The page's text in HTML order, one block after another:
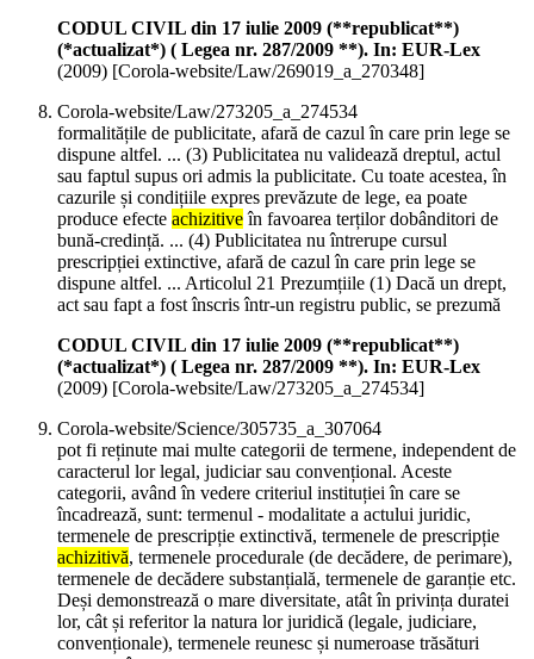
CODUL CIVIL din 17 iulie 2009 (**republicat**)
(*actualizat*) ( Legea nr. 287/2009 **). In: EUR-Lex
(2009) [Corola-website/Law/269019_a_270348]
Corola-website/Law/273205_a_274534
formalitățile de publicitate, afară de cazul în care prin lege se
dispune altfel. ... (3) Publicitatea nu validează dreptul, actul
sau faptul supus ori admis la publicitate. Cu toate acestea, în
cazurile și condițiile expres prevăzute de lege, ea poate
produce efecte achizitiveîn favoarea terților dobânditori de
bună-credință. ... (4) Publicitatea nu întrerupe cursul
prescripției extinctive, afară de cazul în care prin lege se
dispune altfel. ... Articolul 21 Prezumțiile (1) Dacă un drept,
act sau fapt a fost înscris într-un registru public, se prezumă
CODUL CIVIL din 17 iulie 2009 (**republicat**)
(*actualizat*) ( Legea nr. 287/2009 **). In: EUR-Lex
(2009) [Corola-website/Law/273205_a_274534]
Corola-website/Science/305735_a_307064
pot fi reținute mai multe categorii de termene, independent de
caracterul lor legal, judiciar sau convențional. Aceste
categorii, având în vedere criteriul instituției în care se
încadrează, sunt: termenul - modalitate a actului juridic,
termenele de prescripție extinctivă, termenele de prescripție
achizitivă, termenele procedurale (de decădere, de perimare),
termenele de decădere substanțială, termenele de garanție etc.
Deși demonstrează o mare diversitate, atât în privința duratei
lor, cât și referitor la natura lor juridică (legale, judiciare,
convenționale), termenele reunesc și numeroase trăsături